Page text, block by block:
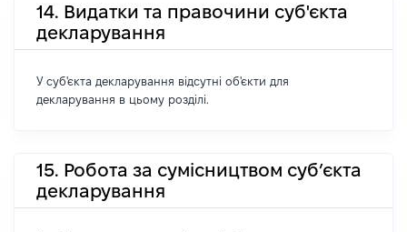
14. Видатки та правочини суб'єкта
декларування
У суб'єкта декларування відсутні об'єкти для
декларування в цьому розділі.
15. Робота за сумісництвом суб’єкта
декларування